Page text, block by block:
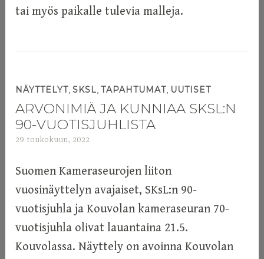
tai myös paikalle tulevia malleja.
NÄYTTELYT,SKSL,TAPAHTUMAT, UUTISET
ARVONIMIÄ JA KUNNIAA SKSL:N
90-VUOTISJUHLISTA
29 toukokuun, 2022
m
Suomen Kameraseurojen liiton
vuosinäyttelyn avajaiset, SKsL:n 90-
vuotisjuhla ja Kouvolan kameraseuran 70-
vuotisjuhla olivat lauantaina 21.5.
Kouvolassa. Näyttely on avoinna Kouvolan